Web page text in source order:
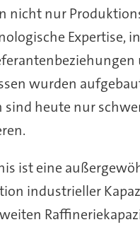
nicht nur
Expertise,
wurden
sind heute nur
ist eine
industrieller